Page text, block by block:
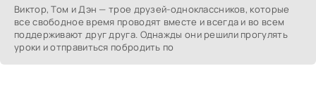
Виктор, Том и Дэн — трое друзей-одноклассников, которые
все свободное время проводят вместе и всегда и во всем
поддерживают друг друга. Однажды они решили прогулять
уроки и отправиться побродить по